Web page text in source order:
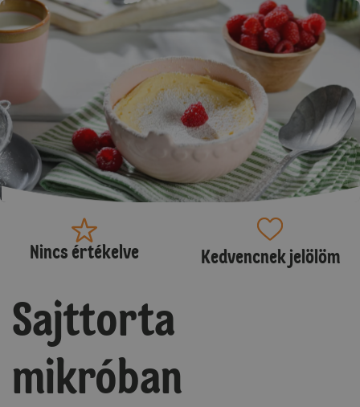
Nincs értékelve Kedvencnek jelölöm
Sajttorta
mikróban